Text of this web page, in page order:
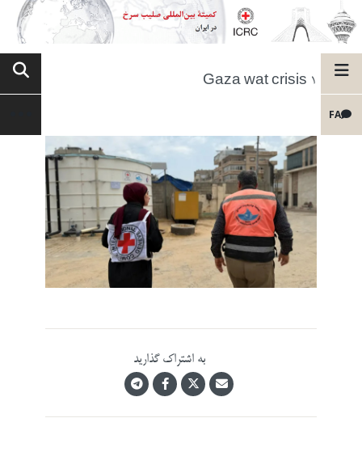
FA
Gaza wat crisis 1
به اشتراک گذارید